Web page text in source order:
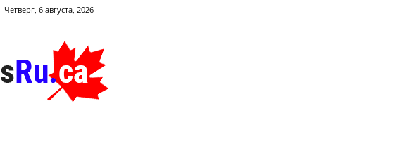
Четверг, 6 августа, 2026
NewsRu.Ca